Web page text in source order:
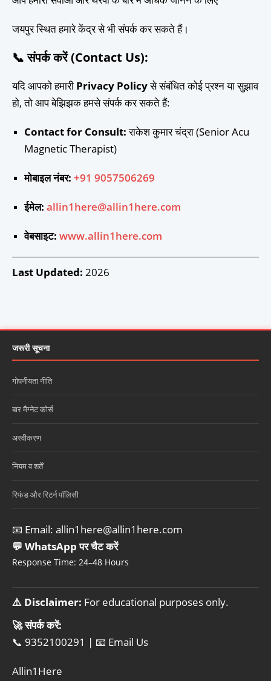
जयपुर स्थित हमारे केंद्र से भी संपर्क कर सकते हैं।
📞संपर्क करें (Contact Us):
यदि आपको हमारी Privacy Policyसे संबंधित कोई प्रश्न या सुझाव
हो, तो आप बेझिझक हमसे संपर्क कर सकते हैं:
Contact for Consult:राकेश कुमार चंद्रा (Senior Acu
Magnetic Therapist)
मोबाइल नंबर: +91 9057506269
ईमेल: allin1here@allin1here.com
वेबसाइट: www.allin1here.com
Last Updated: 2026
जरूरी सूचना
गोपनीयता नीति
बार मैग्नेट कोर्स
अस्वीकरण
नियम व शर्तें
रिफंड और रिटर्न पॉलिसी
📧 Email: allin1here@allin1here.com
💬 WhatsApp पर चैट करें
Response Time: 24–48 Hours
⚠️ Disclaimer: For educational purposes only.
🚀 संपर्क करें:
📞 9352100291 | 📧 Email Us
Allin1Here